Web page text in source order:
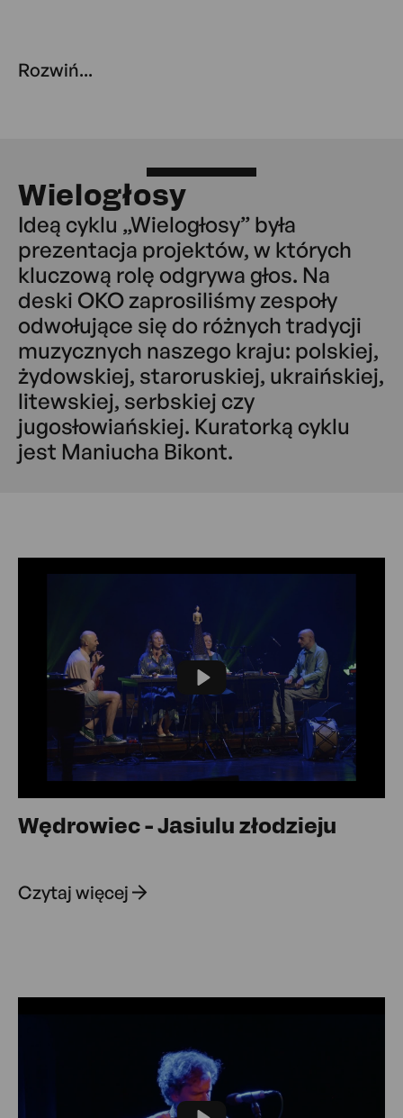
Rozwiń...
Wielogłosy
Ideą cyklu „Wielogłosy” była
prezentacja projektów, w których
kluczową rolę odgrywa głos. Na
deski OKO zaprosiliśmy zespoły
odwołujące się do różnych tradycji
muzycznych naszego kraju: polskiej,
żydowskiej, staroruskiej, ukraińskiej,
litewskiej, serbskiej czy
jugosłowiańskiej. Kuratorką cyklu
jest Maniucha Bikont.
Play
Wędrowiec - Jasiulu złodzieju
Czytaj więcej